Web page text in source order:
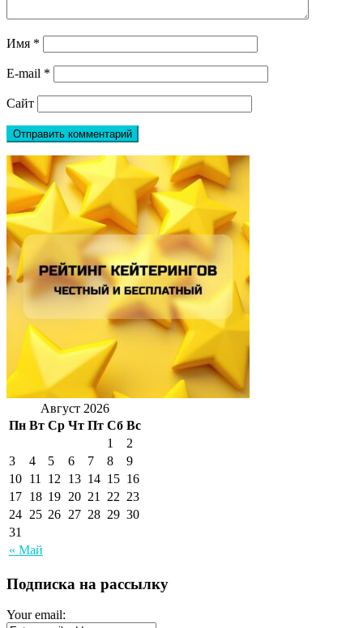
Имя *
E-mail *
Сайт
Август 2026
Пн Вт Ср Чт Пт Сб Вс
« Май
1
2
3
4 5 6 7 8
9
10 11 12 13 14 15 16
17 18 19 20 21 22 23
24 25 26 27 28 29 30
31
Подписка на рассылку
Your email: